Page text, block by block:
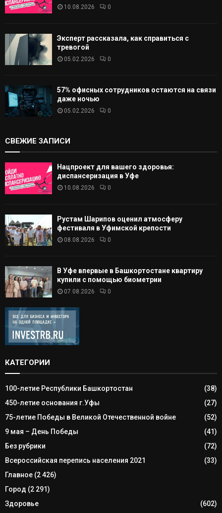
10.08.2026 0
Эксперт рассказала, как справиться с
тревогой
05.02.2026 0
57% офисных сотрудников остаются на связи
даже ночью
05.02.2026 0
СВЕЖИЕ ЗАПИСИ
Нацпроект для вашего здоровья:
диспансеризация в Уфе
10.08.2026 0
Рустам Шарипов оценил атмосферу
фестиваля в Уфимской крепости
08.08.2026 0
В Уфе впервые в Башкортостане квартиру
купили с помощью биометрии
07.08.2026 0
КАТЕГОРИИ
100-летие Республики Башкортостан
(38)
450-летие основания г.Уфы
(27)
75-летие Победы в Великой Отечественной войне
(52)
9 мая – День Победы
(41)
Без рубрики
(72)
Всероссийская перепись населения 2021
(33)
Главное (2 426)
Город (2 291)
Здоровье
(602)